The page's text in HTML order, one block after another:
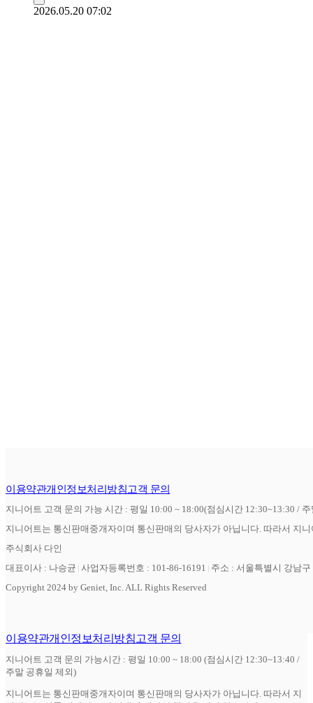
2026.05.20 07:02
이용약관개인정보처리방침고객 문의
지니어트 고객 문의 가능 시간 : 평일 10:00 ~ 18:00(점심시간 12:30~13:30 /
지니어트는 통신판매중개자이며 통신판매의 당사자가 아닙니다. 따라서 지
주식회사 다인
대표이사 : 나승균 사업자등록번호 : 101-86-16191
주소 : 서울특별시 강남
Copyright 2024 by Geniet, Inc. ALL Rights Reserved
이용약관개인정보처리방침고객 문의
지니어트 고객 문의 가능시간 : 평일 10:00 ~ 18:00 (점심시간 12:30~13:40 /
주말 공휴일 제외)
지니어트는 통신판매중개자이며 통신판매의 당사자가 아닙니다. 따라서 지